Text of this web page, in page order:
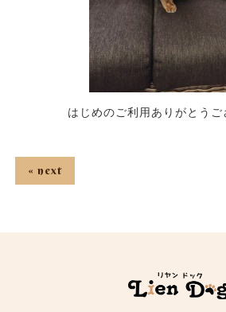
はじめのご利用ありがとうご
« next